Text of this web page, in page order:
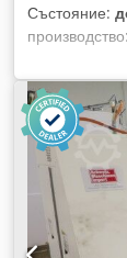
Състояние:
производство:
Credpfxjwtg
Патронник:
кожухова
позиции, 12
на основния